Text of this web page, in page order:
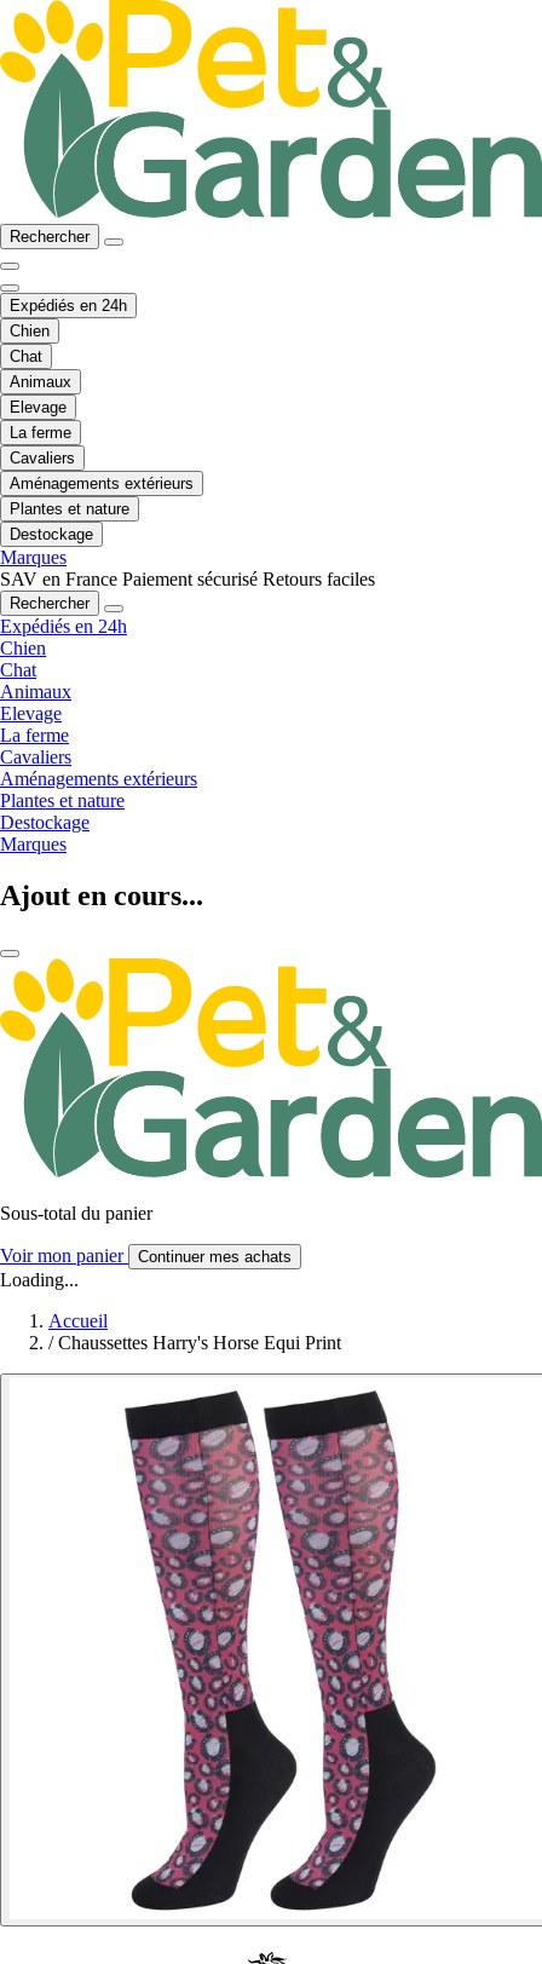
Rechercher
Expédiés en 24h
Chien
Chat
Animaux
Elevage
La ferme
Cavaliers
Aménagements extérieurs
Plantes et nature
Destockage
Marques
SAV en France Paiement sécurisé Retours faciles
Rechercher
Expédiés en 24h
Chien
Chat
Animaux
Elevage
La ferme
Cavaliers
Aménagements extérieurs
Plantes et nature
Destockage
Marques
Ajout en cours...
Sous-total du panier
Voir mon panier Continuer mes achats
Loading...
Accueil
/ Chaussettes Harry's Horse Equi Print